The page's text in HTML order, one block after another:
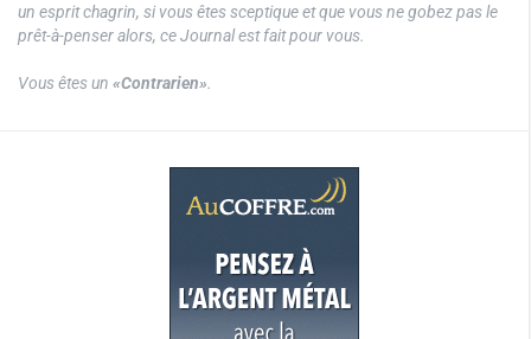
un esprit chagrin, si vous êtes sceptique et que vous ne gobez pas le
prêt-à-penser alors, ce Journal est fait pour vous.
Vous êtes un «Contrarien».